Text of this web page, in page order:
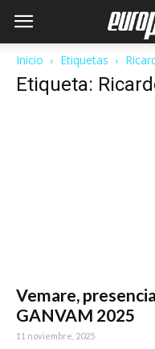
Inicio Etiquetas
Etiqueta:
Vemare,
GANVAM 2025
11 noviembre, 2025